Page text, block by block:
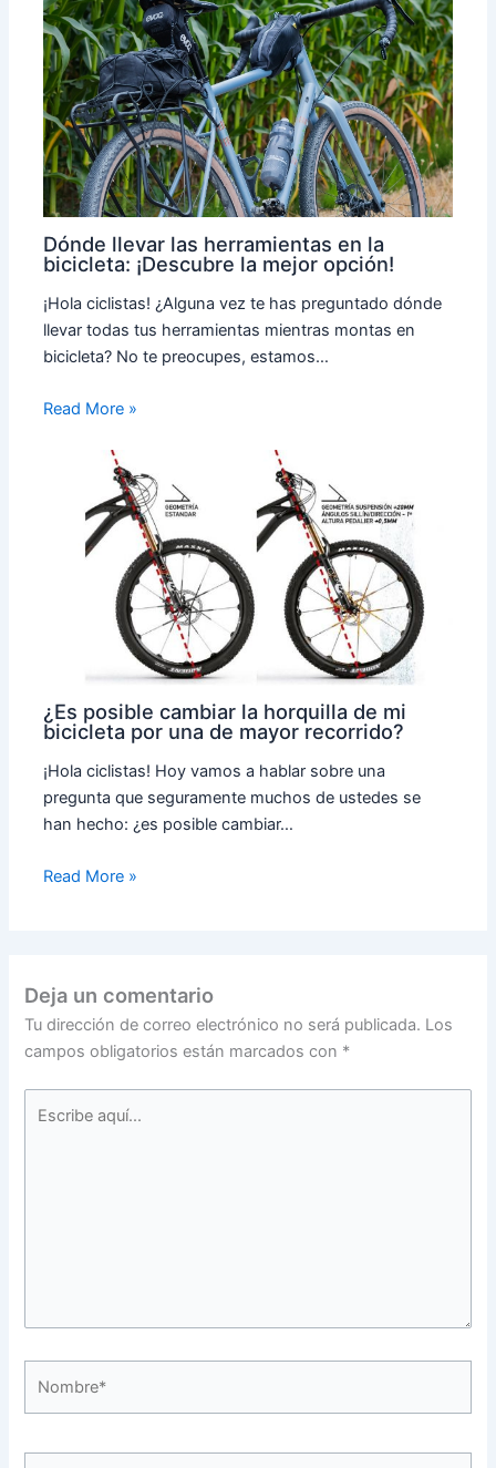
Dónde llevar las herramientas en la
bicicleta: ¡Descubre la mejor opción!
¡Hola ciclistas! ¿Alguna vez te has preguntado dónde
llevar todas tus herramientas mientras montas en
bicicleta? No te preocupes, estamos…
Read More »
¿Es posible cambiar la horquilla de mi
bicicleta por una de mayor recorrido?
¡Hola ciclistas! Hoy vamos a hablar sobre una
pregunta que seguramente muchos de ustedes se
han hecho: ¿es posible cambiar…
Read More »
Deja un comentario
Tu dirección de correo electrónico no será publicada. Los
campos obligatorios están marcados con *
aquí...